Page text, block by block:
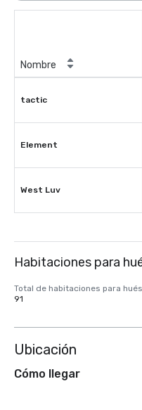
Nombre
tactic
Element
West Luv
Habitaciones para
Total de habitaciones para
91
Ubicación
Cómo llegar